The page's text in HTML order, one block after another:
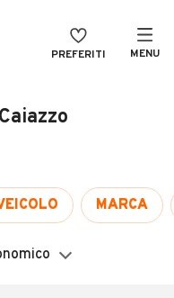
PREFERITI MENU
MARCA